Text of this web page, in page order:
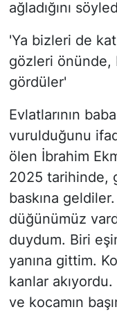
ağladığını
'Ya bizleri de
gözleri önünde,
gördüler'
Evlatlarının
vurulduğunu
ölen İbrahim
2025 tarihinde,
baskına
düğünümüz
duydum. Biri
yanına gittim.
kanlar akıyordu.
ve kocamın